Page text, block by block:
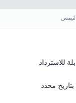
للاسترداد
محدد